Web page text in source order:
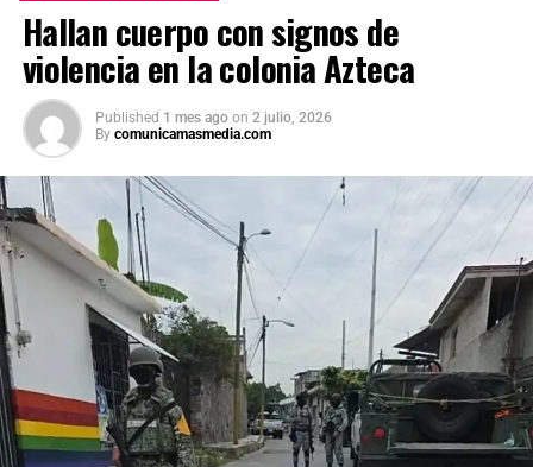
Hallan cuerpo con signos de
violencia en la colonia Azteca
Published 1 mes ago on 2 julio, 2026
By comunicamasmedia.com